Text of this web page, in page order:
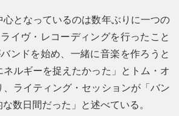
心となっているのは数年ぶりに一つの
イヴ・レコーディングを行ったこと
ンドを始め、一緒に音楽を作ろうと
ルギーを捉えたかった」とトム・オ
ライティング・セッションが「バン
数日間だった」と述べている。